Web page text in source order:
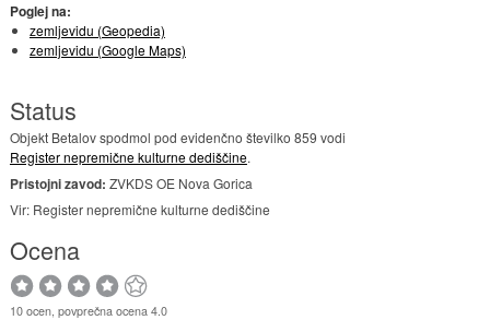
Poglej na:
zemljevidu (Geopedia)
zemljevidu (Google Maps)
Status
Objekt Betalov spodmol pod evidenčno številko 859 vodi
Register nepremične kulturne dediščine.
Pristojni zavod: ZVKDS OE Nova Gorica
Vir: Register nepremične kulturne dediščine
Ocena
10 ocen, povprečna ocena 4.0